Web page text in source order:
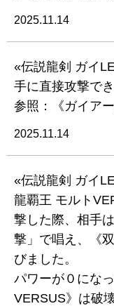
2025.11.14
«伝説龍剣 ガイ
手に直接攻撃で
参照：《ガイアー
2025.11.14
«伝説龍剣 ガイ
龍覇王 モルト
撃した際、相手
撃」で唱え、《
びました。
パワーが０にな
VERSUS》は破